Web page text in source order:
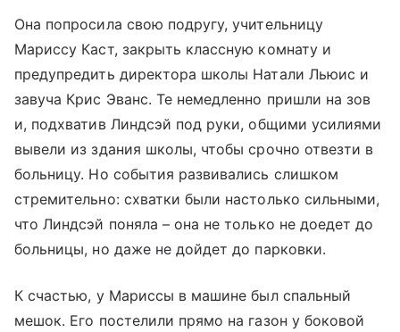
Она попросила свою подругу, учительницу
Мариссу Каст, закрыть классную комнату и
предупредить директора школы Натали Льюис и
завуча Крис Эванс. Те немедленно пришли на зов
и, подхватив Линдсэй под руки, общими усилиями
вывели из здания школы, чтобы срочно отвезти в
больницу. Но события развивались слишком
стремительно: схватки были настолько сильными,
что Линдсэй поняла – она не только не доедет до
больницы, но даже не дойдет до парковки.
К счастью, у Мариссы в машине был спальный
мешок. Его постелили прямо на газон у боковой